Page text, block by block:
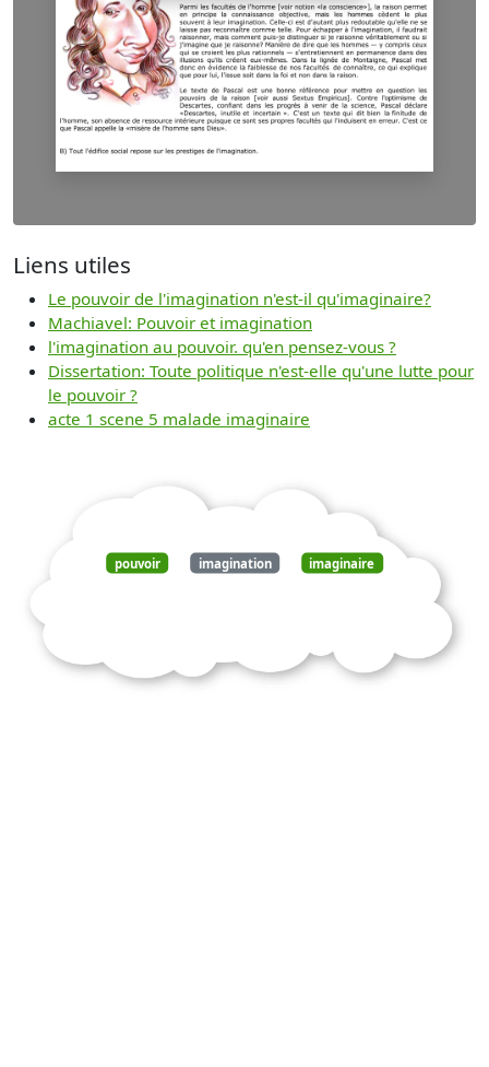
Liens utiles
Le pouvoir de l'imagination n'est-il qu'imaginaire?
Machiavel: Pouvoir et imagination
l'imagination au pouvoir. qu'en pensez-vous ?
Dissertation: Toute politique n'est-elle qu'une lutte pour
le pouvoir ?
acte 1 scene 5 malade imaginaire
pouvoir imagination imaginaire